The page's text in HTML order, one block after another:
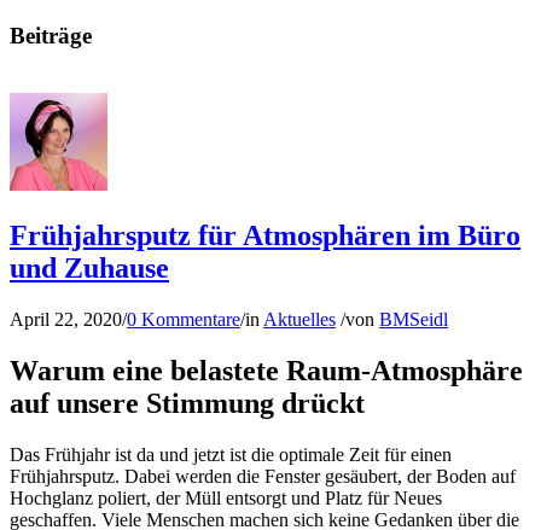
Beiträge
Frühjahrsputz für Atmosphären im Büro
und Zuhause
April 22, 2020/0 Kommentare/in Aktuelles /von BMSeidl
Warum eine belastete Raum-Atmosphäre
auf unsere Stimmung drückt
Das Frühjahr ist da und jetzt ist die optimale Zeit für einen
Frühjahrsputz. Dabei werden die Fenster gesäubert, der Boden auf
Hochglanz poliert, der Müll entsorgt und Platz für Neues
geschaffen. Viele Menschen machen sich keine Gedanken über die